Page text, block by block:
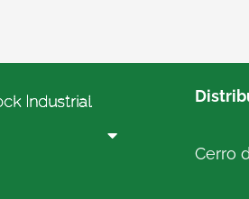
Cerro